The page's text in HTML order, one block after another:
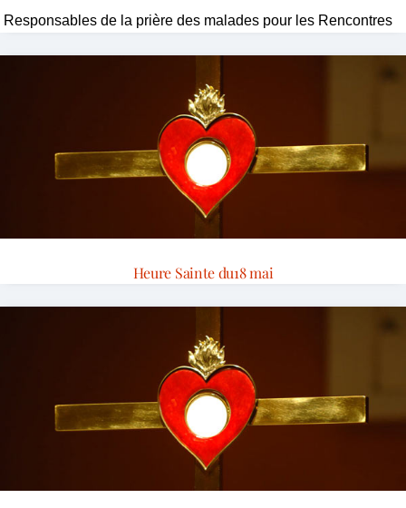
Responsables de la prière des malades pour les Rencontres
Heure Sainte du18 mai